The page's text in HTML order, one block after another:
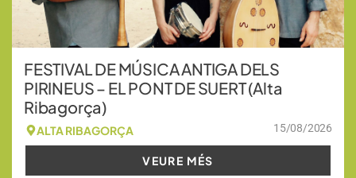
FESTIVAL DE MÚSICA ANTIGA DELS
PIRINEUS – EL PONT DE SUERT (Alta
Ribagorça)
ALTA RIBAGORÇA 15/08/2026
VEURE MÉS